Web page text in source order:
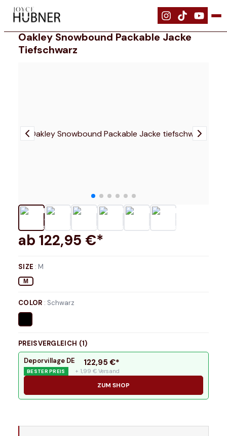
| Bekleidung Oakley Snowbound Packable Jacke tiefschwarz
Oakley Snowbound Packable Jacke
Tiefschwarz
ab 122,95 €*
SIZE : M
M
COLOR : Schwarz
PREISVERGLEICH (1)
Deporvillage DE
BESTER PREIS
122,95 €*
+ 1,99 € Versand
ZUM SHOP